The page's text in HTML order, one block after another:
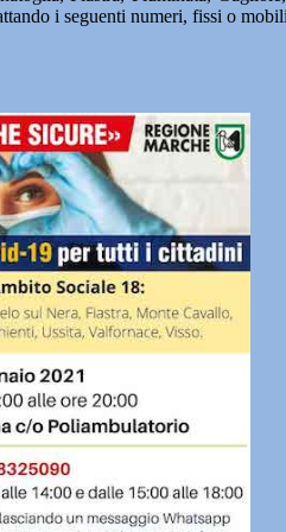
i seguenti numeri, fissi o